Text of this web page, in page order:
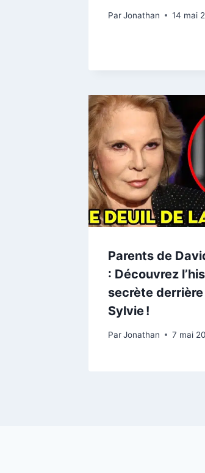
ParJonathan 14 mai
Parents de
: Découvrez
secrète
Sylvie !
ParJonathan 7 mai